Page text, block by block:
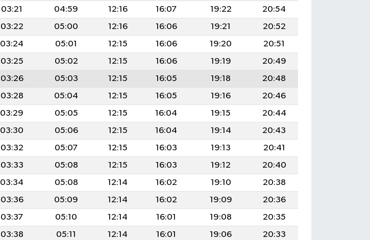
03:21 04:59 12:16 16:07 19:22
20:54
03:22 05:00 12:16 16:06 19:21
20:52
03:24 05:01 12:15 16:06 19:20
20:51
03:25 05:02 12:15 16:06 19:19
20:49
03:26 05:03 12:15 16:05 19:18
20:48
03:28 05:04 12:15 16:05 19:16
20:46
03:29 05:05 12:15 16:04 19:15
20:44
03:30 05:06 12:15 16:04 19:14
20:43
03:32 05:07 12:15 16:03 19:13
20:41
03:33 05:08 12:15 16:03 19:12
20:40
03:34 05:08 12:14 16:02 19:10
20:38
03:36 05:09 12:14 16:02 19:09
20:36
03:37 05:10 12:14 16:01 19:08
20:35
03:38 05:11 12:14 16:01 19:06
20:33